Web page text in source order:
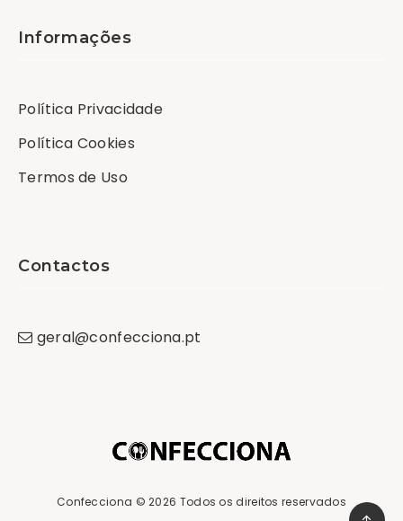
Informações
Política Privacidade
Política Cookies
Termos de Uso
Contactos
geral@confecciona.pt
Confecciona © 2026 Todos os direitos reservados